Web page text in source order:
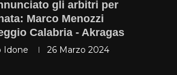
gli arbitri per
Marco Menozzi
Calabria - Akragas
Idone
26 Marzo 2024